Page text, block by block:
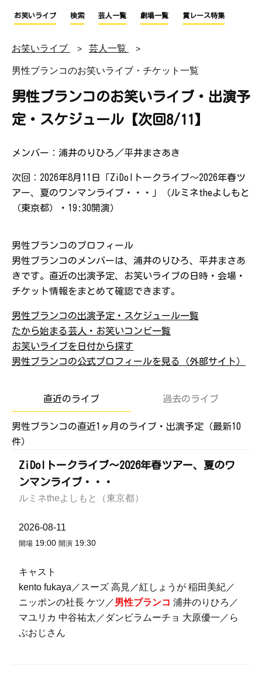
お笑いライブ 検索 芸人一覧 劇場一覧 賞レース特集
お笑いライブ 芸人一覧
男性ブランコのお笑いライブ・チケット一覧
男性ブランコのお笑いライブ・出演予
定・スケジュール【次回8/11】
メンバー：浦井のりひろ／平井まさあき
次回：2026年8月11日「ZiDolトークライブ～2026年春ツ
アー、夏のワンマンライブ・・・」（ルミネtheよしもと
（東京都）・19:30開演）
男性ブランコのプロフィール
男性ブランコのメンバーは、浦井のりひろ、平井まさあ
きです。直近の出演予定、お笑いライブの日時・会場・
チケット情報をまとめて確認できます。
男性ブランコの出演予定・スケジュール一覧
たから始まる芸人・お笑いコンビ一覧
お笑いライブを日付から探す
男性ブランコの公式プロフィールを見る（外部サイト）
直近のライブ 過去のライブ
男性ブランコの直近1ヶ月のライブ・出演予定（最新10
件）
ZiDolトークライブ～2026年春ツアー、夏のワ
ンマンライブ・・・
ルミネtheよしもと（東京都）
2026-08-11
開場 19:00 開演 19:30
キャスト
kento fukaya／スーズ 高見／紅しょうが 稲田美紀／
ニッポンの社長 ケツ／男性ブランコ 浦井のりひろ／
マユリカ 中谷祐太／ダンビラムーチョ 大原優一／ら
ぶおじさん